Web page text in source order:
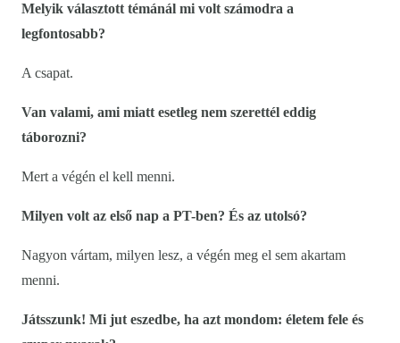
Melyik választott témánál mi volt számodra a
legfontosabb?
A csapat.
Van valami, ami miatt esetleg nem szerettél eddig
táborozni?
Mert a végén el kell menni.
Milyen volt az első nap a PT-ben? És az utolsó?
Nagyon vártam, milyen lesz, a végén meg el sem akartam
menni.
Játsszunk! Mi jut eszedbe, ha azt mondom: életem fele és